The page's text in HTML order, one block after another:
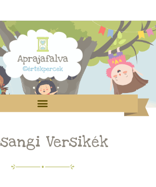
Versikék